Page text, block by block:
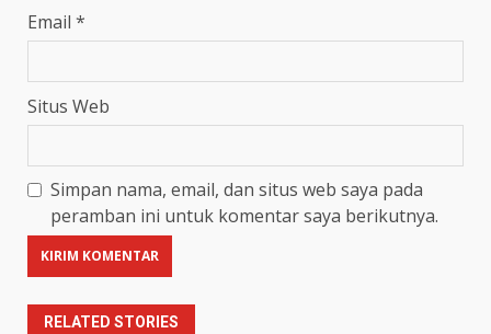
Email *
Situs Web
Simpan nama, email, dan situs web saya pada
peramban ini untuk komentar saya berikutnya.
RELATED STORIES